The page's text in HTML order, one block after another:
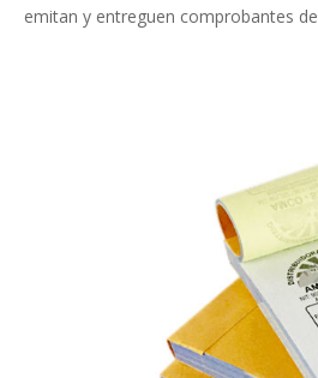
emitan y entreguen comprobantes